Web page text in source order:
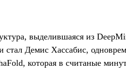
выделившаяся из
Демис Хассабис,
которая в считаные